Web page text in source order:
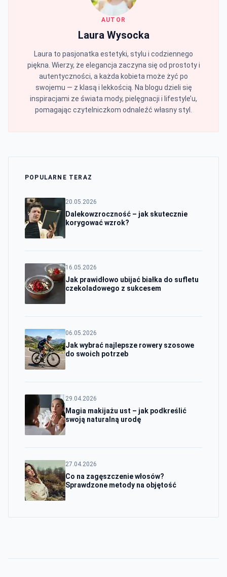
AUTOR
Laura Wysocka
Laura to pasjonatka estetyki, stylu i codziennego
piękna. Wierzy, że elegancja zaczyna się od prostoty i
autentyczności, a każda kobieta może żyć po
swojemu — z klasą i lekkością. Na blogu dzieli się
inspiracjami ze świata mody, pielęgnacji i lifestyle’u,
pomagając czytelniczkom odnaleźć własny styl.
POPULARNE TERAZ
20.05.2026
Dalekowzroczność – jak skutecznie
korygować wzrok?
16.05.2026
Jak prawidłowo ubijać białka do sufletu
czekoladowego z sukcesem
06.05.2026
Jak wybrać najlepsze rowery szosowe
do swoich potrzeb
29.04.2026
Magia makijażu ust – jak podkreślić
swoją naturalną urodę
27.04.2026
Co na zagęszczenie włosów?
Sprawdzone metody na objętość